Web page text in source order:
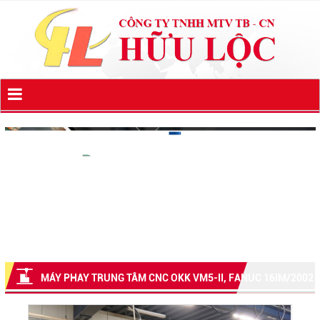
MÁY PHAY TRUNG TÂM CNC OKK VM5-II, FANUC 16IM/2002